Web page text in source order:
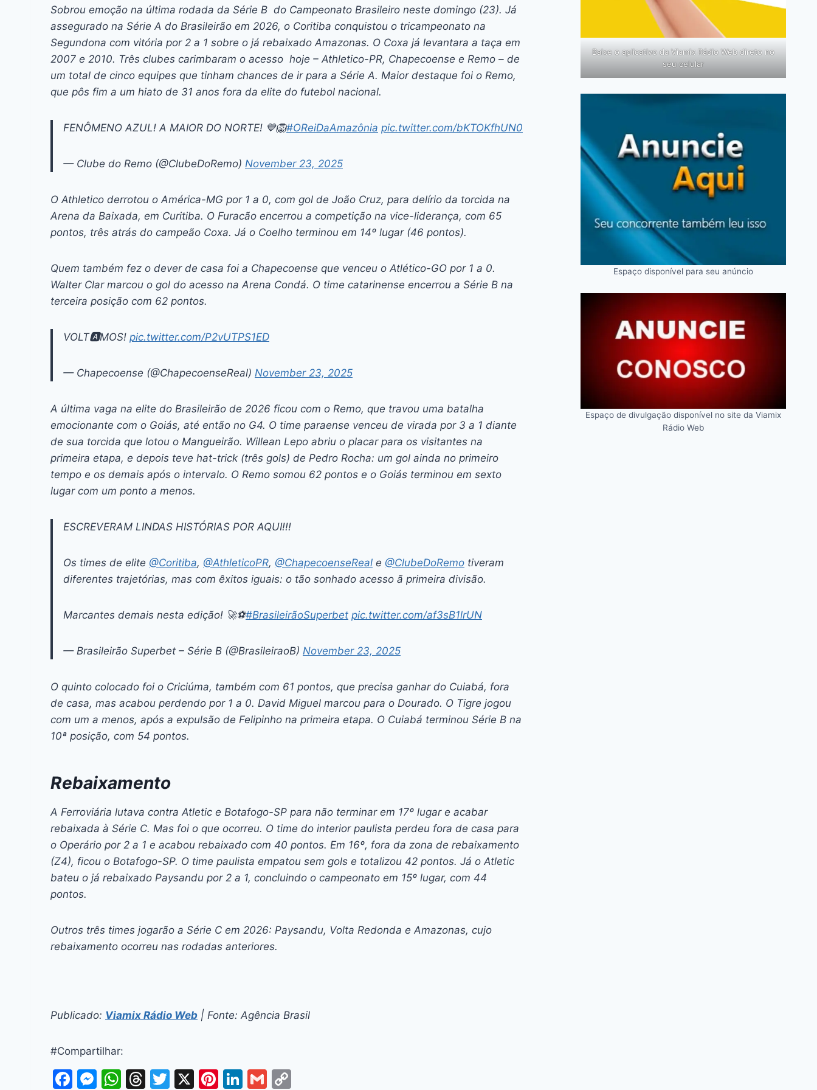
c
e
b
o
o
k
s
s
e
n
g
at
s
A
p
p
e
a
d
s
itt
er
er
e
st
k
e
dI
n
ai
l
p
y
Li
n
k
Sobrou emoção na última rodada da Série B do Campeonato Brasileiro neste domingo (23). Já
assegurado na Série A do Brasileirão em 2026, o Coritiba conquistou o tricampeonato na
Segundona com vitória por 2 a 1 sobre o já rebaixado Amazonas. O Coxa já levantara a taça em
2007 e 2010. Três clubes carimbaram o acesso hoje – Athletico-PR, Chapecoense e Remo – de
um total de cinco equipes que tinham chances de ir para a Série A. Maior destaque foi o Remo,
que pôs fim a um hiato de 31 anos fora da elite do futebol nacional.
FENÔMENO AZUL! A MAIOR DO NORTE! 💙🦁#OReiDaAmazônia pic.twitter.com/bKTOKfhUN0
— Clube do Remo (@ClubeDoRemo) November 23, 2025
O Athletico derrotou o América-MG por 1 a 0, com gol de João Cruz, para delírio da torcida na
Arena da Baixada, em Curitiba. O Furacão encerrou a competição na vice-liderança, com 65
pontos, três atrás do campeão Coxa. Já o Coelho terminou em 14º lugar (46 pontos).
Quem também fez o dever de casa foi a Chapecoense que venceu o Atlético-GO por 1 a 0.
Walter Clar marcou o gol do acesso na Arena Condá. O time catarinense encerrou a Série B na
terceira posição com 62 pontos.
VOLT🅰️MOS! pic.twitter.com/P2vUTPS1ED
— Chapecoense (@ChapecoenseReal) November 23, 2025
A última vaga na elite do Brasileirão de 2026 ficou com o Remo, que travou uma batalha
emocionante com o Goiás, até então no G4. O time paraense venceu de virada por 3 a 1 diante
de sua torcida que lotou o Mangueirão. Willean Lepo abriu o placar para os visitantes na
primeira etapa, e depois teve hat-trick (três gols) de Pedro Rocha: um gol ainda no primeiro
tempo e os demais após o intervalo. O Remo somou 62 pontos e o Goiás terminou em sexto
lugar com um ponto a menos.
ESCREVERAM LINDAS HISTÓRIAS POR AQUI!!!
Os times de elite @Coritiba, @AthleticoPR, @ChapecoenseReal e @ClubeDoRemo tiveram
diferentes trajetórias, mas com êxitos iguais: o tão sonhado acesso ã primeira divisão.
Marcantes demais nesta edição! 🚀⚽️#BrasileirãoSuperbet pic.twitter.com/af3sB1lrUN
— Brasileirão Superbet – Série B (@BrasileiraoB) November 23, 2025
O quinto colocado foi o Criciúma, também com 61 pontos, que precisa ganhar do Cuiabá, fora
de casa, mas acabou perdendo por 1 a 0. David Miguel marcou para o Dourado. O Tigre jogou
com um a menos, após a expulsão de Felipinho na primeira etapa. O Cuiabá terminou Série B na
10ª posição, com 54 pontos.
Rebaixamento
A Ferroviária lutava contra Atletic e Botafogo-SP para não terminar em 17º lugar e acabar
rebaixada à Série C. Mas foi o que ocorreu. O time do interior paulista perdeu fora de casa para
o Operário por 2 a 1 e acabou rebaixado com 40 pontos. Em 16º, fora da zona de rebaixamento
(Z4), ficou o Botafogo-SP. O time paulista empatou sem gols e totalizou 42 pontos. Já o Atletic
bateu o já rebaixado Paysandu por 2 a 1, concluindo o campeonato em 15º lugar, com 44
pontos.
Outros três times jogarão a Série C em 2026: Paysandu, Volta Redonda e Amazonas, cujo
rebaixamento ocorreu nas rodadas anteriores.
Publicado: Viamix Rádio Web | Fonte: Agência Brasil
#Compartilhar:
F
M W T
T
X
Pi Li G
Baixe o aplicativo da Viamix Rádio Web direto no
seu celular
Espaço disponível para seu anúncio
Espaço de divulgação disponível no site da Viamix
Rádio Web